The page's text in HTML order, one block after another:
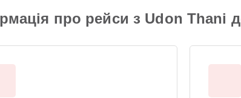
про рейси з Udon Thani